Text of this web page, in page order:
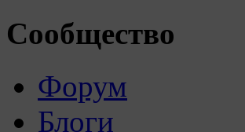
Сообщество
Форум
Блоги